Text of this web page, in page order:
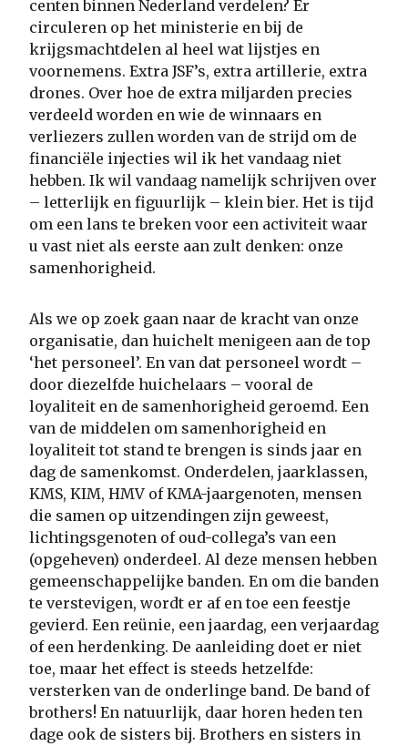
centen binnen Nederland verdelen? Er
circuleren op het ministerie en bij de
krijgsmachtdelen al heel wat lijstjes en
voornemens. Extra JSF’s, extra artillerie, extra
drones. Over hoe de extra miljarden precies
verdeeld worden en wie de winnaars en
verliezers zullen worden van de strijd om de
financiële injecties wil ik het vandaag niet
hebben. Ik wil vandaag namelijk schrijven over
– letterlijk en figuurlijk – klein bier. Het is tijd
om een lans te breken voor een activiteit waar
u vast niet als eerste aan zult denken: onze
samenhorigheid.
Als we op zoek gaan naar de kracht van onze
organisatie, dan huichelt menigeen aan de top
‘het personeel’. En van dat personeel wordt –
door diezelfde huichelaars – vooral de
loyaliteit en de samenhorigheid geroemd. Een
van de middelen om samenhorigheid en
loyaliteit tot stand te brengen is sinds jaar en
dag de samenkomst. Onderdelen, jaarklassen,
KMS, KIM, HMV of KMA-jaargenoten, mensen
die samen op uitzendingen zijn geweest,
lichtingsgenoten of oud-collega’s van een
(opgeheven) onderdeel. Al deze mensen hebben
gemeenschappelijke banden. En om die banden
te verstevigen, wordt er af en toe een feestje
gevierd. Een reünie, een jaardag, een verjaardag
of een herdenking. De aanleiding doet er niet
toe, maar het effect is steeds hetzelfde:
versterken van de onderlinge band. De band of
brothers! En natuurlijk, daar horen heden ten
dage ook de sisters bij. Brothers en sisters in